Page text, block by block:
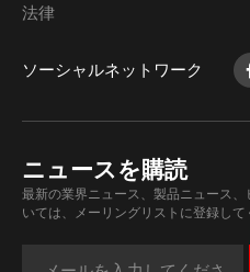
法律
ソーシャルネットワーク
ニュースを購読
最新の業界ニュース、製品ニュース
いては、メーリングリストに登録して